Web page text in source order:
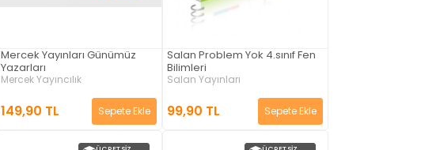
Mercek Yayınları Günümüz
Yazarları
Mercek Yayıncılık
149,90 TL Sepete Ekle
Salan Problem Yok 4.sınıf Fen
Bilimleri
Salan Yayınları
99,90 TL Sepete Ekle